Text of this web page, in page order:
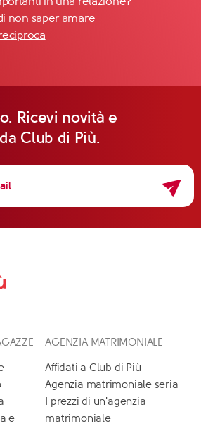
non saper amare
Ricevi novità e
Club di Più.
e
AGENZIA MATRIMONIALE
Affidati a Club di Più
Agenzia matrimoniale seria
I prezzi di un'agenzia
matrimoniale